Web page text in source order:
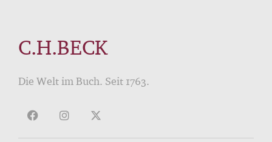
C.H.BECK
Die Welt im Buch. Seit 1763.